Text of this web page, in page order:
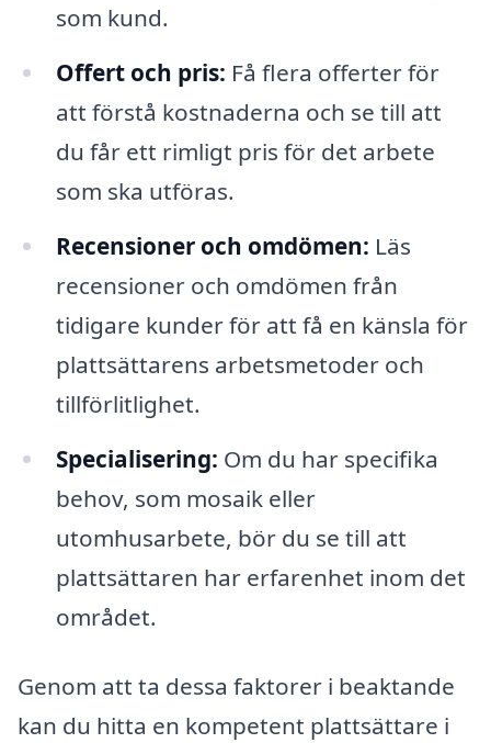
som kund.
Offert och pris: Få flera offerter för
att förstå kostnaderna och se till att
du får ett rimligt pris för det arbete
som ska utföras.
Recensioner och omdömen: Läs
recensioner och omdömen från
tidigare kunder för att få en känsla för
plattsättarens arbetsmetoder och
tillförlitlighet.
Specialisering: Om du har specifika
behov, som mosaik eller
utomhusarbete, bör du se till att
plattsättaren har erfarenhet inom det
området.
Genom att ta dessa faktorer i beaktande
kan du hitta en kompetent plattsättare i